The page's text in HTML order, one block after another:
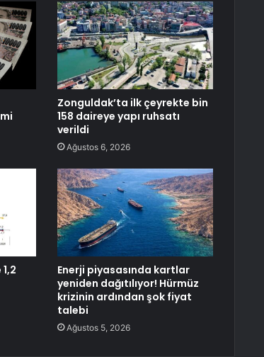
Zonguldak’ta ilk çeyrekte bin
158 daireye yapı ruhsatı
verildi
Ağustos 6, 2026
Enerji piyasasında kartlar
yeniden dağıtılıyor! Hürmüz
krizinin ardından şok fiyat
talebi
Ağustos 5, 2026